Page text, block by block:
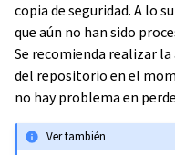
copia de seguridad. A lo
que aún no han sido
Se recomienda realizar
del repositorio en el
no hay problema en
Ver también